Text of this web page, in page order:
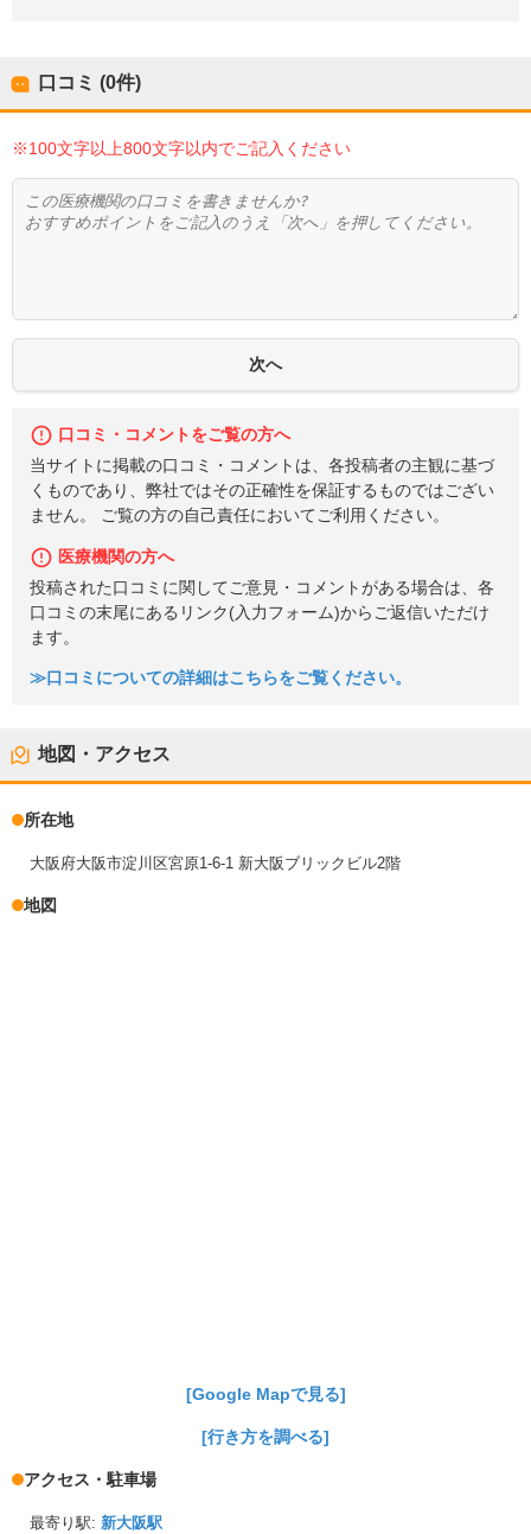
口コミ (0件)
※100文字以上800文字以内でご記入ください
口コミ・コメントをご覧の方へ
当サイトに掲載の口コミ・コメントは、各投稿者の主観に基づ
くものであり、弊社ではその正確性を保証するものではござい
ません。 ご覧の方の自己責任においてご利用ください。
医療機関の方へ
投稿された口コミに関してご意見・コメントがある場合は、各
口コミの末尾にあるリンク(入力フォーム)からご返信いただけ
ます。
≫口コミについての詳細はこちらをご覧ください。
地図・アクセス
所在地
大阪府大阪市淀川区宮原1-6-1 新大阪ブリックビル2階
地図
[Google Mapで見る]
[行き方を調べる]
アクセス・駐車場
最寄り駅: 新大阪駅